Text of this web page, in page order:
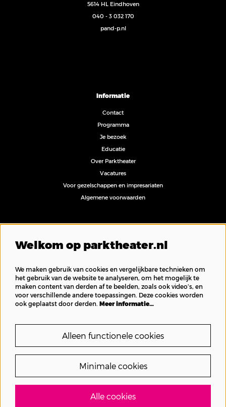
5614 HL Eindhoven
040 - 3 032 170
pand-p.nl
Informatie
Contact
Programma
Je bezoek
Educatie
Over Parktheater
Vacatures
Voor gezelschappen en impresariaten
Algemene voorwaarden
Inschrijven nieuwsbrief
Welkom op parktheater.nl
We maken gebruik van cookies en vergelijkbare technieken om
het gebruik van de website te analyseren, om het mogelijk te
maken content van derden af te beelden, zoals ook video’s, en
voor verschillende andere toepassingen. Deze cookies worden
ook geplaatst door derden. Meer informatie…
Alleen functionele cookies
Minimale cookies
Alle cookies